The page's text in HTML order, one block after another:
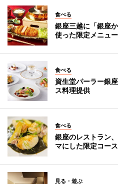
食べる
銀座三越に「銀座
使った限定メニュ
食べる
資生堂パーラー銀
ス料理提供
食べる
銀座のレストラン
マにした限定コー
見る・遊ぶ